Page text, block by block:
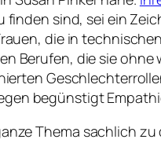
finden sind, sei ein
die in
Berufen, die sie
begünstigt
Thema sachlich